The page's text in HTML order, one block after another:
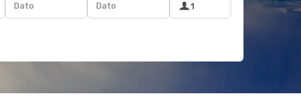
Dato Dato 1